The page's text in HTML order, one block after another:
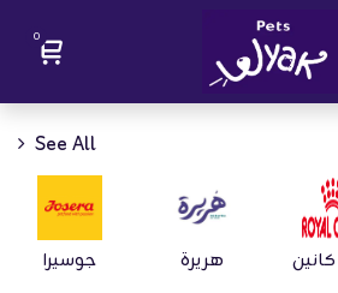
0
See All
كانين هريرة جوسيرا